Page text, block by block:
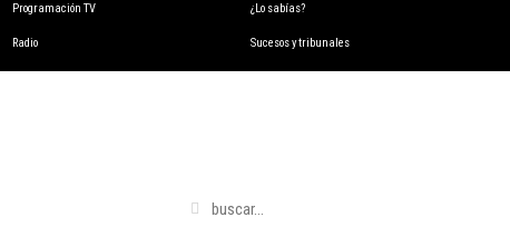
Programación TV
Radio
¿Lo sabías?
Sucesos y tribunales